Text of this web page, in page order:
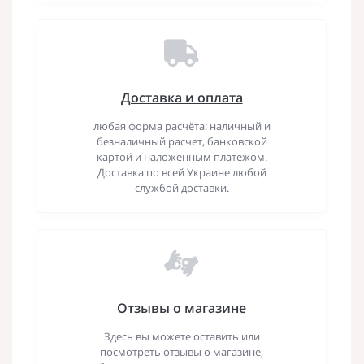
Доставка и оплата
любая форма расчёта: наличный и
безналичный расчет, банковской
картой и наложенным платежом.
Доставка по всей Украине любой
службой доставки.
Отзывы о магазине
Здесь вы можете оставить или
посмотреть отзывы о магазине,